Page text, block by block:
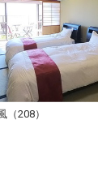
（208）